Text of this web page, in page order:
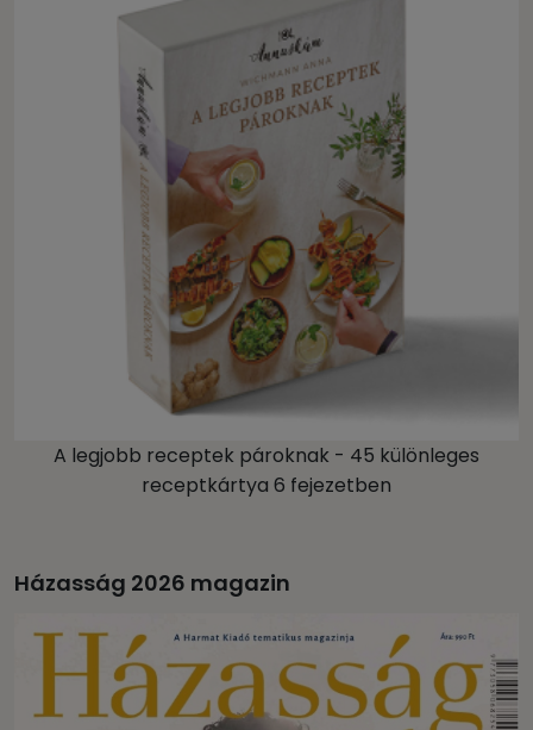
A legjobb receptek pároknak - 45 különleges
receptkártya 6 fejezetben
Házasság 2026 magazin